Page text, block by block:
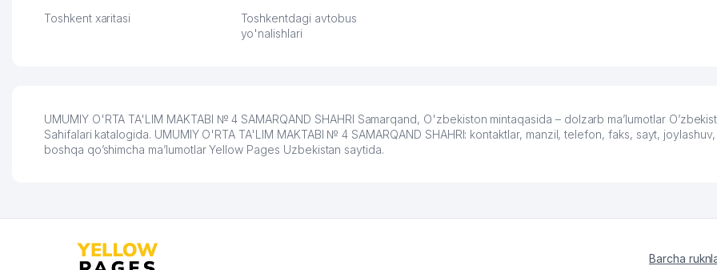
Toshkent xaritasi
Toshkentdagi avtobus
yo'nalishlari
UMUMIY O'RTA TA'LIM MAKTABI № 4 SAMARQAND SHAHRI Samarqand, O'zbekiston mintaqasida – dolzarb ma’lumotlar
Sahifalari katalogida. UMUMIY O'RTA TA'LIM MAKTABI № 4 SAMARQAND SHAHRI: kontaktlar, manzil, telefon, faks, sayt, joylashuv,
boshqa qo’shimcha ma’lumotlar Yellow Pages Uzbekistan saytida.
Barcha